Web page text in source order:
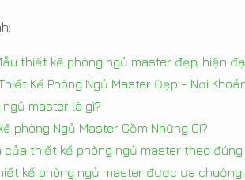
thiết kế phòng ngủ master đẹp, hiện
Kế Phòng Ngủ Master Đẹp - Nơi
ngủ master là gì?
phòng Ngủ Master Gồm Những Gì?
của thiết kế phòng ngủ master theo
kế phòng ngủ master được ưa